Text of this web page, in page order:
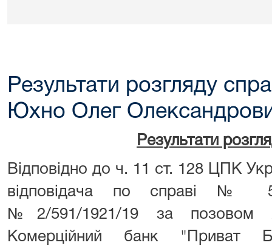
Результати розгляду
Юхно Олег
Результати
Відповідно до ч. 11 ст. 128 ЦПК
відповідача по справі №
№2/591/1921/19 за позовом
Комерційний банк